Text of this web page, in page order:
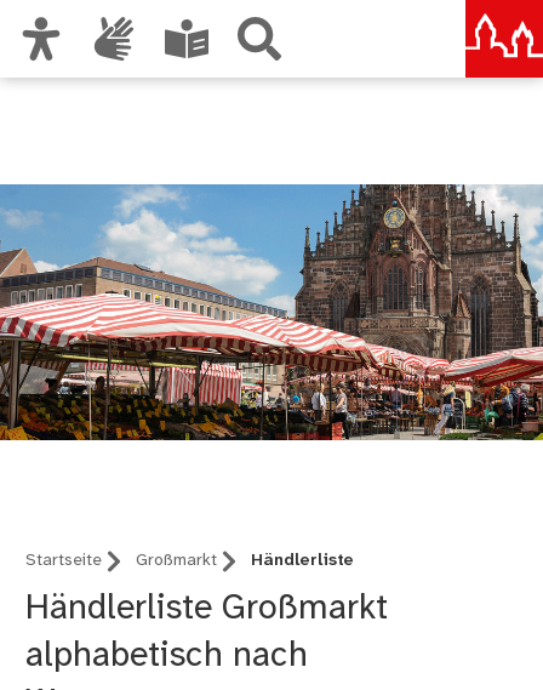
Startseite Großmarkt Händlerliste
Händlerliste Großmarkt
alphabetisch nach